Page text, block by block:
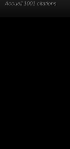
Accueil 1001 citations